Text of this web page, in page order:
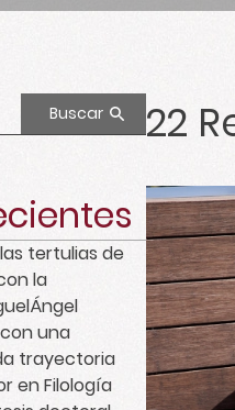
tertulias de
la
una
trayectoria
en Filología
22